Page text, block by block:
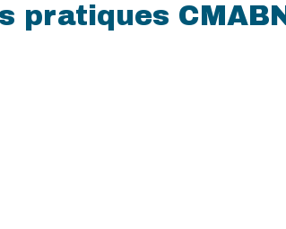
pratiques CMABN